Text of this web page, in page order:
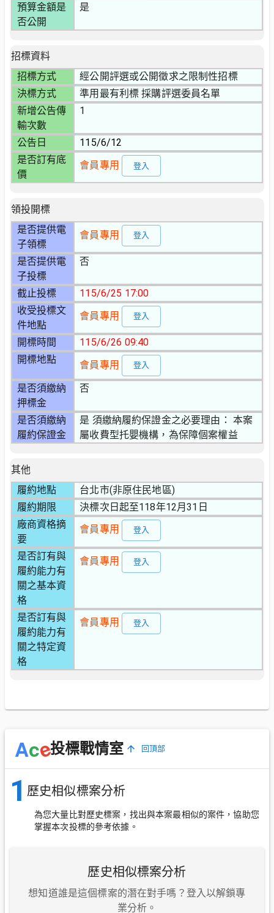
預算金額是
否公開
是
招標資料
招標方式
經公開評選或公開徵求之限制性招標
決標方式
準用最有利標 採購評選委員名單
新增公告傳
輸次數
1
公告日
115/6/12
是否訂有底
價
會員專用 登入
領投開標
是否提供電
子領標
會員專用 登入
是否提供電
子投標
否
截止投標
115/6/25 17:00
收受投標文
件地點
會員專用 登入
開標時間
115/6/26 09:40
開標地點
會員專用 登入
是否須繳納
押標金
否
是否須繳納
履約保證金
是 須繳納履約保證金之必要理由： 本案
屬收費型托嬰機構，為保障個案權益
其他
履約地點
台北市(非原住民地區)
履約期限
決標次日起至118年12月31日
廠商資格摘
要
會員專用 登入
是否訂有與
履約能力有
關之基本資
格
會員專用 登入
是否訂有與
履約能力有
關之特定資
格
會員專用 登入
Ace投標戰情室 回頂部
1 歷史相似標案分析
為您大量比對歷史標案，找出與本案最相似的案件，協助您
掌握本次投標的參考依據。
歷史相似標案分析
想知道誰是這個標案的潛在對手嗎？登入以解鎖專
業分析。